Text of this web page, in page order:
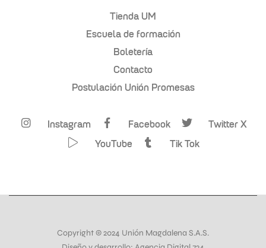
Tienda UM
Escuela de formación
Boletería
Contacto
Postulación Unión Promesas
Instagram Facebook
Twitter X
YouTube
Tik Tok
Copyright © 2024 Unión Magdalena S.A.S.